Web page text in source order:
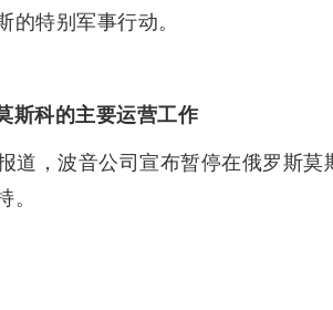
特别军事行动。
斯科的主要运营工作
道，波音公司宣布暂停在俄罗斯